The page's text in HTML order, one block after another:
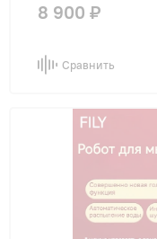
8 900 ₽
Сравнить